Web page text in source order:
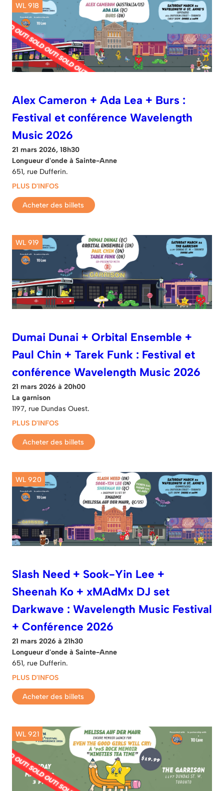
WL 918
Alex Cameron + Ada Lea + Burs :
Festival et conférence Wavelength
Music 2026
21 mars 2026, 18h30
Longueur d'onde à Sainte-Anne
651, rue Dufferin.
PLUS D'INFOS
Acheter des billets
WL 919
Dumai Dunai + Orbital Ensemble +
Paul Chin + Tarek Funk : Festival et
conférence Wavelength Music 2026
21 mars 2026 à 20h00
La garnison
1197, rue Dundas Ouest.
PLUS D'INFOS
Acheter des billets
WL 920
Slash Need + Sook-Yin Lee +
Sheenah Ko + xMAdMx DJ set
Darkwave : Wavelength Music Festival
+ Conférence 2026
21 mars 2026 à 21h30
Longueur d'onde à Sainte-Anne
651, rue Dufferin.
PLUS D'INFOS
Acheter des billets
WL 921